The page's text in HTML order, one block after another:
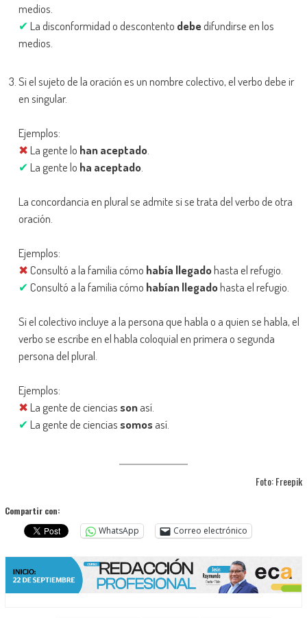
medios.
✔La disconformidad o descontento debedifundirse en los
medios.
Si el sujeto de la oración es un nombre colectivo, el verbo debe ir
en singular.
Ejemplos:
✖La gente lo han aceptado.
✔La gente lo ha aceptado.
La concordancia en plural se admite si se trata del verbo de otra
oración.
Ejemplos:
✖Consultó a la familia cómo había llegadohasta el refugio.
✔Consultó a la familia cómo habían llegadohasta el refugio.
Si el colectivo incluye a la persona que habla o a quien se habla, el
verbo se escribe en el habla coloquial en primera o segunda
persona del plural.
Ejemplos:
✖La gente de cienciassonasí.
✔La gente de cienciassomosasí.
Foto: Freepik
Compartir con:
WhatsApp
Correo electrónico